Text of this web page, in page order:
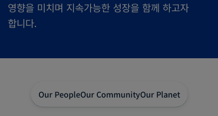
영향을 미치며 지속가능한 성장을 함께 하고자
합니다.
Our PeopleOur CommunityOur Planet